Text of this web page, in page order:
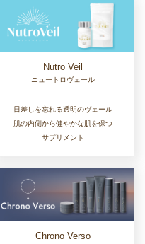
Nutro Veil
ニュートロヴェール
日差しを忘れる透明のヴェール
肌の内側から健やかな肌を保つ
サプリメント
Chrono Verso